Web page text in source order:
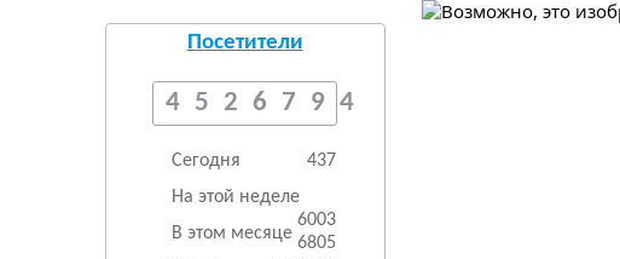
Посетители
4526794
Сегодня
437
На этой неделе
6003
В этом месяце 6805